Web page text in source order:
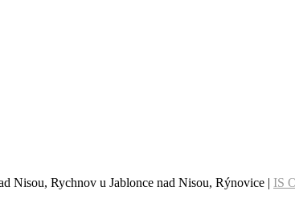
Nisou, Rychnov u Jablonce nad Nisou, Rýnovice | IS